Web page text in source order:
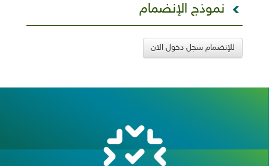
نموذج الإنضمام
للإنضمام سجل دخول الان